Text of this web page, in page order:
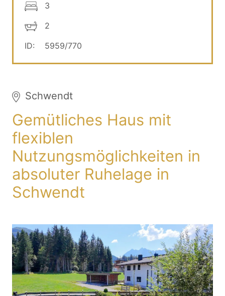
3
2
ID:
5959/770
Schwendt
Gemütliches Haus mit
flexiblen
Nutzungsmöglichkeiten in
absoluter Ruhelage in
Schwendt